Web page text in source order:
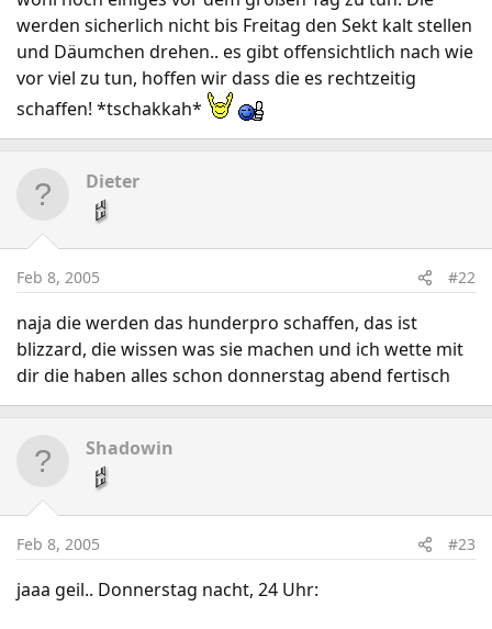
werden sicherlich nicht bis Freitag den Sekt kalt stellen
und Däumchen drehen.. es gibt offensichtlich nach wie
vor viel zu tun, hoffen wir dass die es rechtzeitig
schaffen! *tschakkah*
Dieter
Feb 8, 2005 #22
naja die werden das hunderpro schaffen, das ist
blizzard, die wissen was sie machen und ich wette mit
dir die haben alles schon donnerstag abend fertisch
Shadowin
Feb 8, 2005 #23
jaaa geil.. Donnerstag nacht, 24 Uhr: